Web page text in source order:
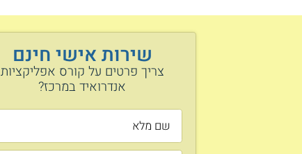
שירות אישי חינם
צריך פרטים על קורס אפליקציות
אנדרואיד במרכז?